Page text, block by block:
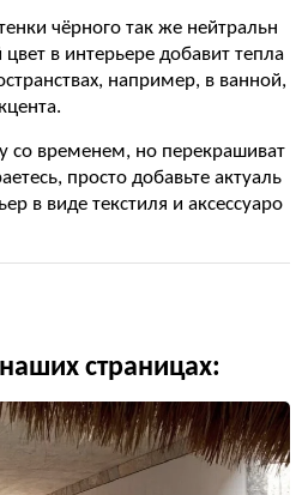
чёрного так же нейтральн
в интерьере добавит тепла
например, в ванной,
со временем, но перекрашиват
просто добавьте актуаль
в виде текстиля и аксессуаро
страницах: